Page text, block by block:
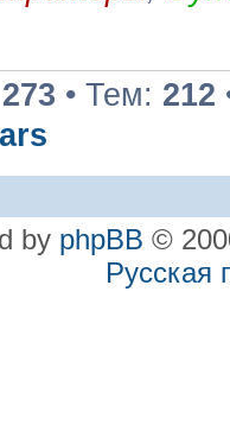
273 • Тем: 212
by phpBB ©
Русская